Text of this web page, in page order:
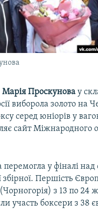
«ELIFBE»
ПРОБЛЕМА КРИМУ
БЛОКУВАННЯ
RFE/RL
Марія Проскунова у
виборола золото на
серед юніорів у
сайт Міжнародного
у фіналі
збірної. Першість
(Чорногорія) з 13 по 24
участь боксери з 38